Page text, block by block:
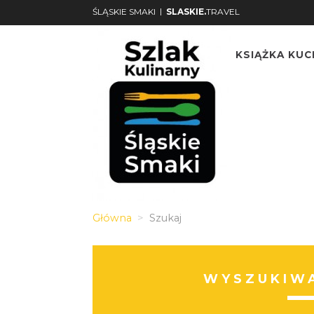
ŚLĄSKIE SMAKI | SLASKIE.TRAVEL
KSIĄŻKA
Główna Szukaj